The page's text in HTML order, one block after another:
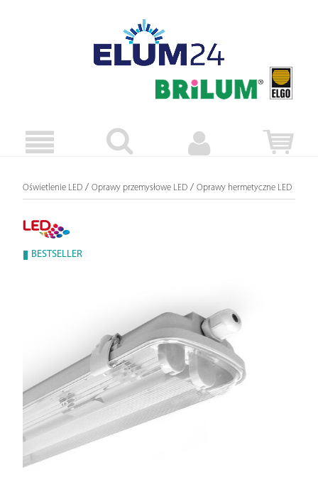
Oświetlenie LED / Oprawy przemysłowe LED / Oprawy hermetyczne LED
BESTSELLER